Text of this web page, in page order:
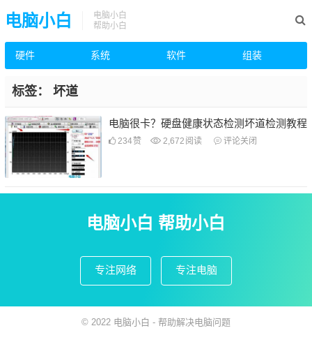
电脑小白
电脑小白
帮助小白
硬件 系统 软件 组装
标签： 坏道
电脑很卡？硬盘健康状态检测坏道检测教程
234赞 2,672 阅读 评论关闭
电脑小白 帮助小白
专注网络 专注电脑
© 2022 电脑小白 - 帮助解决电脑问题